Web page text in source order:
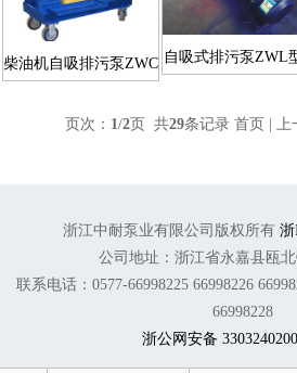
柴油机自吸排污泵ZWC 自吸式排污泵ZWL
页次： 1/2页 共29条记录 首页 | 上
浙江中耐泵业有限公司版权所有 浙
公司地址：浙江省永嘉县瓯
联系电话：0577-66998225 66998226
66998228
浙公网安备